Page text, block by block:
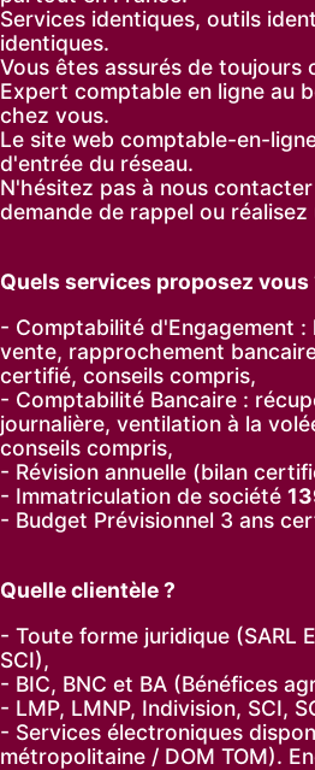
Services identiques, outils
identiques.
Vous êtes assurés de toujours
Expert comptable en ligne au
chez vous.
Le site web comptable-en-
d'entrée du réseau.
N'hésitez pas à nous
demande de rappel ou réalisez
Quels services proposez vous
- Comptabilité d'Engagement
vente, rapprochement
certifié, conseils compris,
- Comptabilité Bancaire :
journalière, ventilation à la
conseils compris,
- Révision annuelle (bilan
- Immatriculation de société
- Budget Prévisionnel 3 ans
Quelle clientèle ?
- Toute forme juridique (SARL
SCI),
- BIC, BNC et BA (Bénéfices
- LMP, LMNP, Indivision, SCI,
- Services électroniques
métropolitaine / DOM TOM).